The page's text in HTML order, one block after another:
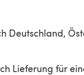
Deutschland,
Lieferung für